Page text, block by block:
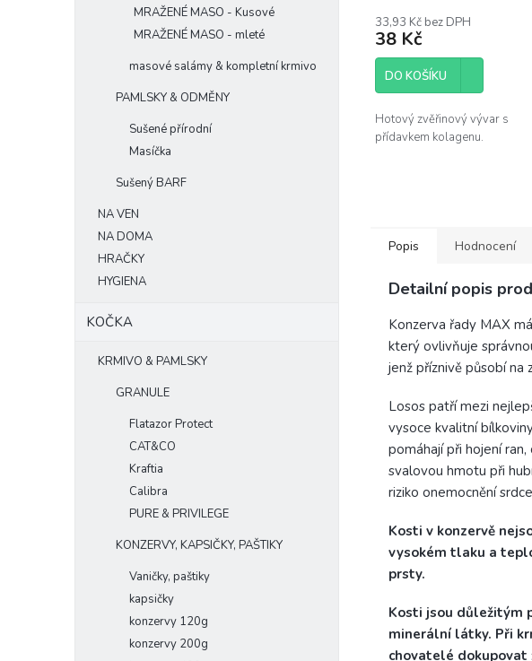
MRAŽENÉ MASO - Kusové
MRAŽENÉ MASO - mleté
masové salámy & kompletní krmivo
PAMLSKY & ODMĚNY
Sušené přírodní
Masíčka
Sušený BARF
NA VEN
NA DOMA
HRAČKY
HYGIENA
KOČKA
KRMIVO & PAMLSKY
GRANULE
Flatazor Protect
CAT&CO
Kraftia
Calibra
PURE & PRIVILEGE
KONZERVY, KAPSIČKY, PAŠTIKY
Vaničky, paštiky
kapsičky
konzervy 120g
konzervy 200g
33,93 Kč bez DPH
38 Kč
DO KOŠÍKU
Hotový zvěřinový vývar s
přídavkem kolagenu.
Popis Hodnocení
Detailní popis
Konzerva řady MAX
který ovlivňuje
jenž příznivě působí na
Losos patří mezi
vysoce kvalitní
pomáhají při hojení
svalovou hmotu při
riziko onemocnění
Kosti v konzervě
vysokém tlaku a
prsty.
Kosti jsou důležitým
minerální látky. Při
chovatelé